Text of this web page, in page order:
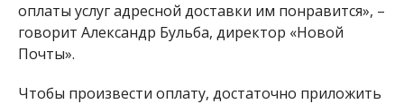
оплаты услуг адресной доставки им понравится», –
говорит Александр Бульба, директор «Новой
Почты».
Чтобы произвести оплату, достаточно приложить